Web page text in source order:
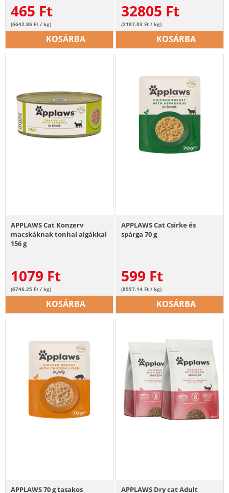
465 Ft
(6642.86 Ft / kg)
KOSÁRBA
32805 Ft
(2187.03 Ft / kg)
KOSÁRBA
APPLAWS Cat Konzerv
macskáknak tonhal algákkal
156 g
1079 Ft
(6746.25 Ft / kg)
KOSÁRBA
APPLAWS Cat Csirke és
spárga 70 g
599 Ft
(8557.14 Ft / kg)
KOSÁRBA
APPLAWS 70 g tasakos
APPLAWS Dry cat Adult